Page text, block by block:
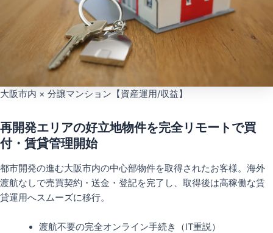
大阪市内 × 分譲マンション【資産運用/収益】
再開発エリアの好立地物件を完全リモートで買
付・賃貸管理開始
都市開発の進む大阪市内の中心部物件を取得されたお客様。海外
渡航なしで売買契約・送金・登記を完了し、取得後は高稼働な賃
貸運用へスムーズに移行。
渡航不要の完全オンライン手続き（IT重説）